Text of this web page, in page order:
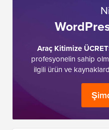
Araç Kitimize
profesyonelin sahip
ilgili ürün ve